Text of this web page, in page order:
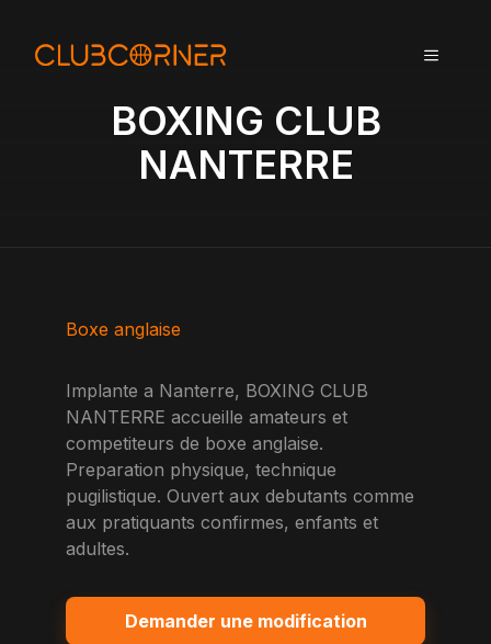
MENU
BOXING CLUB
NANTERRE
Boxe anglaise
Implante a Nanterre, BOXING CLUB
NANTERRE accueille amateurs et
competiteurs de boxe anglaise.
Preparation physique, technique
pugilistique. Ouvert aux debutants comme
aux pratiquants confirmes, enfants et
adultes.
Demander une modification